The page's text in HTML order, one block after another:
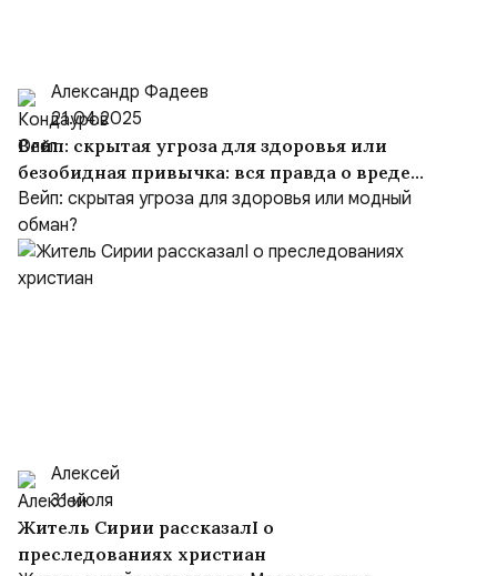
Александр Фадеев
21.04.2025
Вейп: скрытая угроза для здоровья или
безобидная привычка: вся правда о вреде
электронных сигарет
Вейп: скрытая угроза для здоровья или модный
обман?
Алексей
31 июля
Житель Сирии рассказалI о
преследованиях христиан